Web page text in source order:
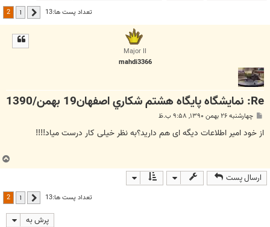
تعداد پست ها:13 قبلی 1
2
Major II
mahdi3366
Re: نمايشگاه پايگاه هشتم شكاري اصفهان19 بهمن/1390
س
ت
چهارشنبه ۲۶ بهمن ۱۳۹۰, ۹:۵۸ ب.ظ
از خود امیر اطلاعات دیگه ای هم دارید؟به نظر خیلی کار درست میاد!!!!
ارسال پست
تعداد پست ها:13 قبلی 1
2
پرش به